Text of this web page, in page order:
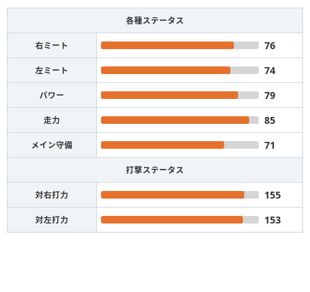
各種ステータス
右ミート 76
左ミート 74
パワー 79
走力 85
メイン守備 71
打撃ステータス
対右打力 155
対左打力 153